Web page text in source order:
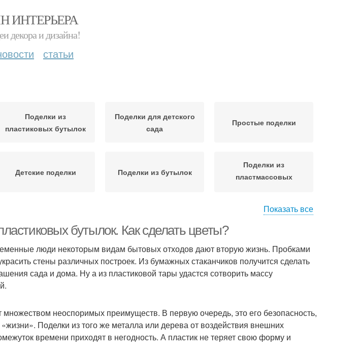
ИНТЕРЬЕРА
декора и дизайна!
статьи
Поделки из
пластиковых бутылок
Поделки для детского
сада
Простые поделки
Детские поделки Поделки из бутылок
Поделки из
пластмассовых
Показать все
бутылок. Как сделать цветы?
люди некоторым видам бытовых отходов дают вторую жизнь. Пробками
стены различных построек. Из бумажных стаканчиков получится сделать
сада и дома. Ну а из пластиковой тары удастся сотворить массу
множеством неоспоримых преимуществ. В первую очередь, это его безопасность,
Поделки из того же металла или дерева от воздействия внешних
времени приходят в негодность. А пластик не теряет свою форму и